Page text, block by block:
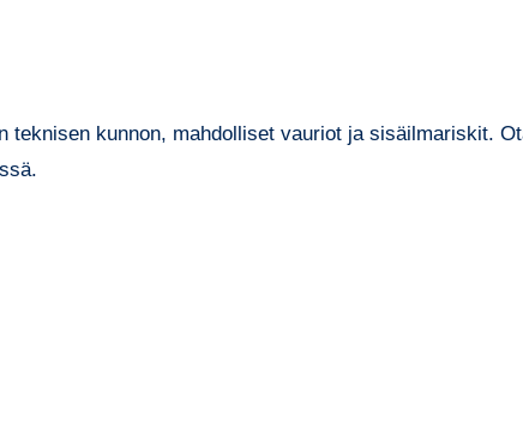
teknisen kunnon, mahdolliset vauriot ja sisäilmariskit.